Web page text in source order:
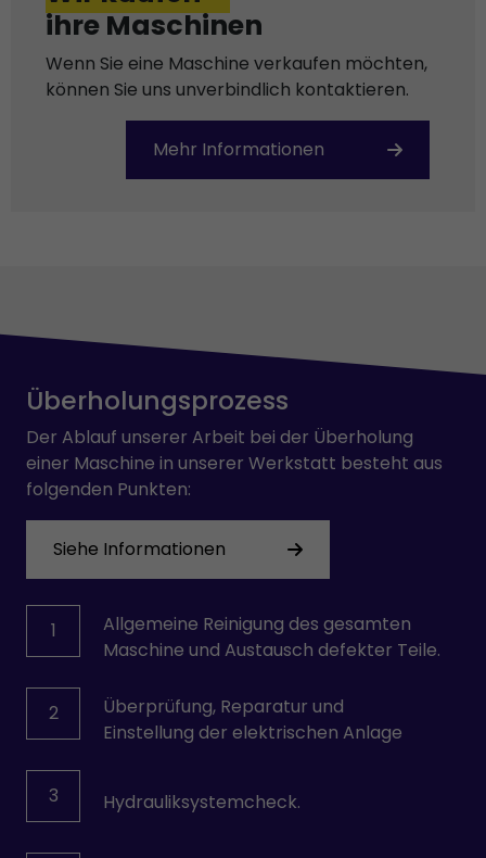
ihre Maschinen
Wenn Sie eine Maschine verkaufen möchten,
können Sie uns unverbindlich kontaktieren.
Mehr Informationen
Überholungsprozess
Der Ablauf unserer Arbeit bei der Überholung
einer Maschine in unserer Werkstatt besteht aus
folgenden Punkten:
Siehe Informationen
1
Allgemeine Reinigung des gesamten
Maschine und Austausch defekter Teile.
2
Überprüfung, Reparatur und
Einstellung der elektrischen Anlage
3 Hydrauliksystemcheck.